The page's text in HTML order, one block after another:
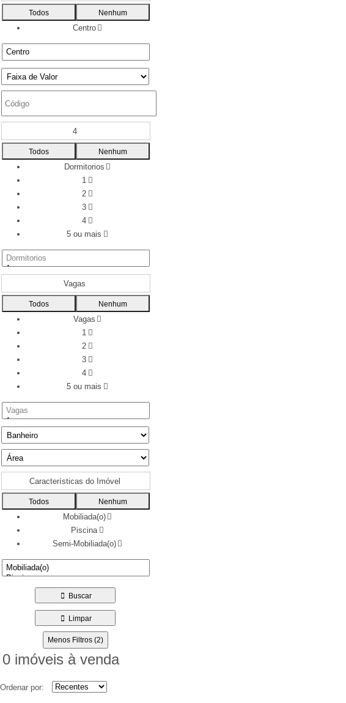
Todos Nenhum
Centro
4
Todos Nenhum
Dormitorios
1
2
3
4
5 ou mais
Vagas
Todos Nenhum
Vagas
1
2
3
4
5 ou mais
Características do Imóvel
Todos Nenhum
Mobiliada(o)
Piscina
Semi-Mobiliada(o)
Buscar
Limpar
Menos Filtros (2)
0 imóveis à venda
Ordenar por: